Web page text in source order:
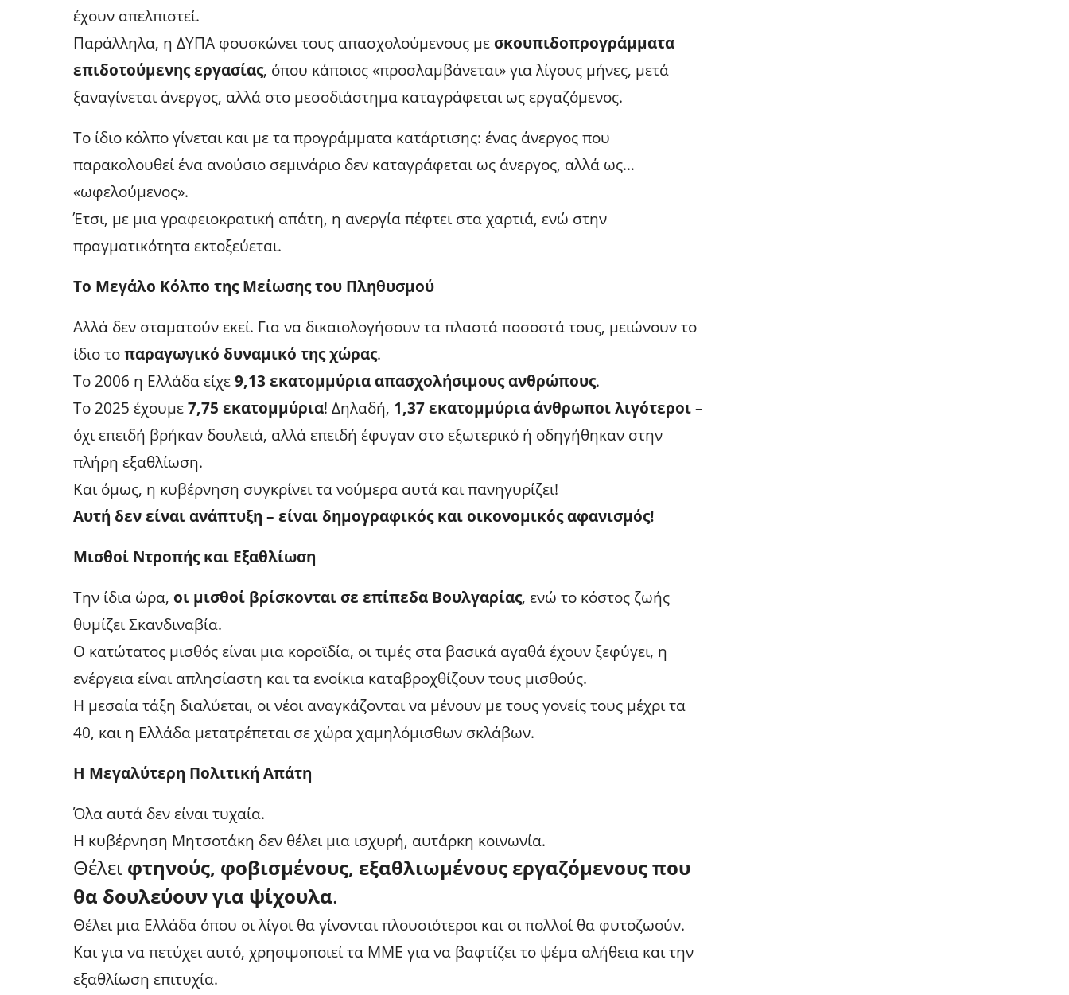
έχουν απελπιστεί.
Παράλληλα, η ΔΥΠΑ φουσκώνει τους απασχολούμενους μεσκουπιδοπρογράμματα
επιδοτούμενης εργασίας, όπου κάποιος «προσλαμβάνεται» για λίγους μήνες, μετά
ξαναγίνεται άνεργος, αλλά στο μεσοδιάστημα καταγράφεται ως εργαζόμενος.
Το ίδιο κόλπο γίνεται και με τα προγράμματα κατάρτισης: ένας άνεργος που
παρακολουθεί ένα ανούσιο σεμινάριο δεν καταγράφεται ως άνεργος, αλλά ως…
«ωφελούμενος».
Έτσι, με μια γραφειοκρατική απάτη, η ανεργία πέφτει στα χαρτιά, ενώ στην
πραγματικότητα εκτοξεύεται.
Το Μεγάλο Κόλπο της Μείωσης του Πληθυσμού
Αλλά δεν σταματούν εκεί. Για να δικαιολογήσουν τα πλαστά ποσοστά τους, μειώνουν το
ίδιο τοπαραγωγικό δυναμικό της χώρας.
Το 2006 η Ελλάδα είχε9,13 εκατομμύρια απασχολήσιμους ανθρώπους.
Το 2025 έχουμε7,75 εκατομμύρια! Δηλαδή, 1,37 εκατομμύρια άνθρωποι λιγότεροι–
όχι επειδή βρήκαν δουλειά, αλλά επειδή έφυγαν στο εξωτερικό ή οδηγήθηκαν στην
πλήρη εξαθλίωση.
Και όμως, η κυβέρνηση συγκρίνει τα νούμερα αυτά και πανηγυρίζει!
Αυτή δεν είναι ανάπτυξη – είναι δημογραφικός και οικονομικός αφανισμός!
Μισθοί Ντροπής και Εξαθλίωση
Την ίδια ώρα, οι μισθοί βρίσκονται σε επίπεδα Βουλγαρίας, ενώ το κόστος ζωής
θυμίζει Σκανδιναβία.
Ο κατώτατος μισθός είναι μια κοροϊδία, οι τιμές στα βασικά αγαθά έχουν ξεφύγει, η
ενέργεια είναι απλησίαστη και τα ενοίκια καταβροχθίζουν τους μισθούς.
Η μεσαία τάξη διαλύεται, οι νέοι αναγκάζονται να μένουν με τους γονείς τους μέχρι τα
40, και η Ελλάδα μετατρέπεται σε χώρα χαμηλόμισθων σκλάβων.
Η Μεγαλύτερη Πολιτική Απάτη
Όλα αυτά δεν είναι τυχαία.
Η κυβέρνηση Μητσοτάκη δεν θέλει μια ισχυρή, αυτάρκη κοινωνία.
Θέλει φτηνούς, φοβισμένους, εξαθλιωμένους εργαζόμενους που
θα δουλεύουν για ψίχουλα.
Θέλει μια Ελλάδα όπου οι λίγοι θα γίνονται πλουσιότεροι και οι πολλοί θα φυτοζωούν.
Και για να πετύχει αυτό, χρησιμοποιεί τα ΜΜΕ για να βαφτίζει το ψέμα αλήθεια και την
εξαθλίωση επιτυχία.